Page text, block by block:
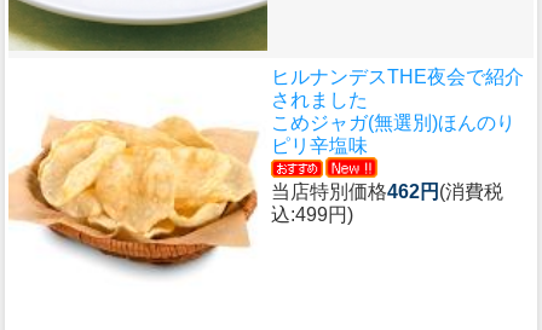
ヒルナンデスTHE夜会で紹介
されました
こめジャガ(無選別)ほんのり
ピリ辛塩味
当店特別価格462円 (消費税
込:499円)